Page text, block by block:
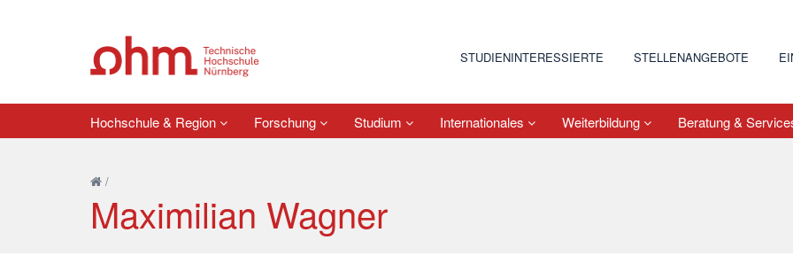
STUDIENINTERESSIERTE STELLENANGEBOTE
Hochschule & Region Forschung Studium Internationales Weiterbildung Beratung &
/
Maximilian Wagner